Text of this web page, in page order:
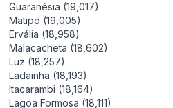
Guaranésia (19,017)
Matipó (19,005)
Ervália (18,958)
Malacacheta (18,602)
Luz (18,257)
Ladainha (18,193)
Itacarambi (18,164)
Lagoa Formosa (18,111)